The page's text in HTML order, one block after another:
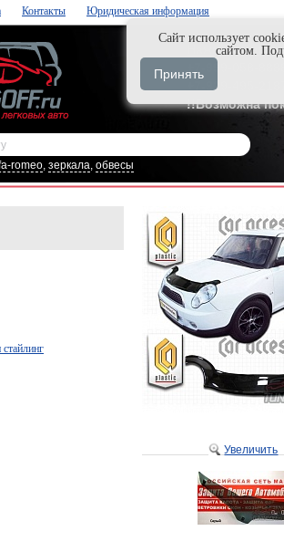
Контакты Юридическая информация
Нажми и
+7-929-495-
!!Возможна
romeo, зеркала, обвесы
Увеличить
Cайт использует
сайтом.
Принять